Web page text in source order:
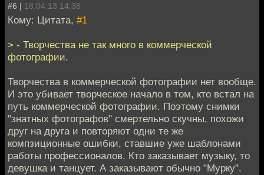
#6 | 18.04.13 14:38
Кому: Цитата, #1
> - Творчества не так много в коммерческой
фотографии.
Творчества в коммерческой фотографии нет вообще.
И это убивает творческое начало в том, кто встал на
путь коммерческой фотографии. Поэтому снимки
"знатных фотографов" смертельно скучны, похожи
друг на друга и повторяют одни те же
компзиционные ошибки, ставшие уже шаблонами
работы профессионалов. Кто заказывает музыку, то
девушка и танцует. А заказывают обычно "Мурку".